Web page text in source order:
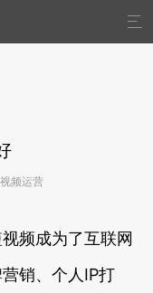

频运营
频成为了互联网
销、个人IP打